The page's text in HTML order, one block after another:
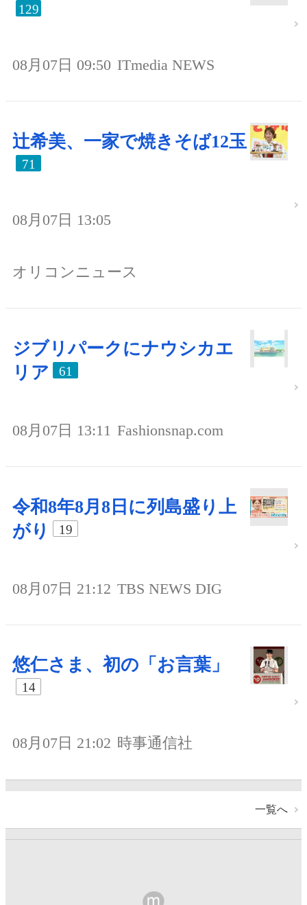
129
08月07日 09:50 ITmedia NEWS
辻希美、一家で焼きそば12玉
71
08月07日 13:05
オリコンニュース
ジブリパークにナウシカエ
リア
61
08月07日 13:11 Fashionsnap.com
令和8年8月8日に列島盛り上
がり
19
08月07日 21:12 TBS NEWS DIG
悠仁さま、初の「お言葉」
14
08月07日 21:02 時事通信社
一覧へ